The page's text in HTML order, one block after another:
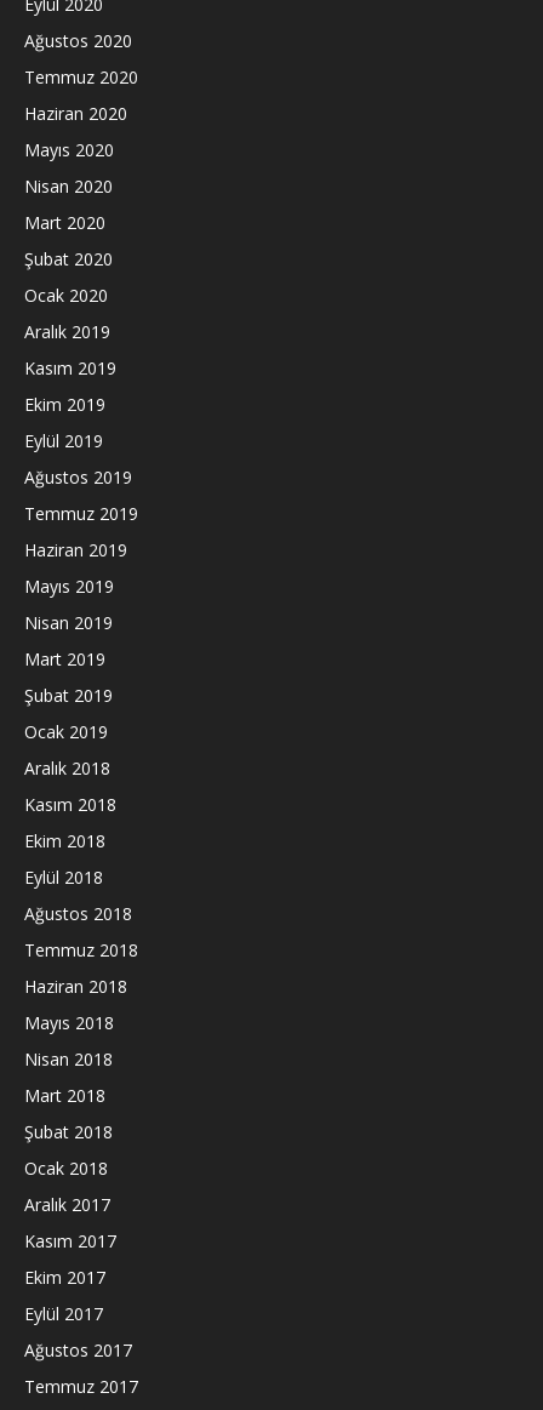
Eylül 2020
Ağustos 2020
Temmuz 2020
Haziran 2020
Mayıs 2020
Nisan 2020
Mart 2020
Şubat 2020
Ocak 2020
Aralık 2019
Kasım 2019
Ekim 2019
Eylül 2019
Ağustos 2019
Temmuz 2019
Haziran 2019
Mayıs 2019
Nisan 2019
Mart 2019
Şubat 2019
Ocak 2019
Aralık 2018
Kasım 2018
Ekim 2018
Eylül 2018
Ağustos 2018
Temmuz 2018
Haziran 2018
Mayıs 2018
Nisan 2018
Mart 2018
Şubat 2018
Ocak 2018
Aralık 2017
Kasım 2017
Ekim 2017
Eylül 2017
Ağustos 2017
Temmuz 2017